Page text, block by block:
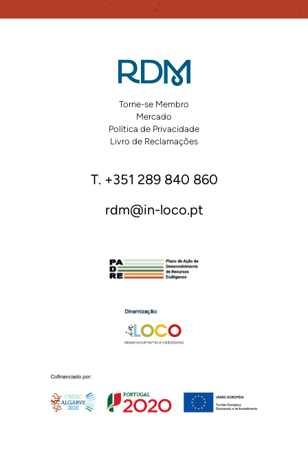
Torne-se Membro
Mercado
Política de Privacidade
Livro de Reclamações
T. +351 289 840 860
rdm@in-loco.pt